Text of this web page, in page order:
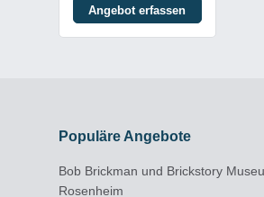
Angebot erfassen
Populäre Angebote
Bob Brickman und Brickstory
Rosenheim